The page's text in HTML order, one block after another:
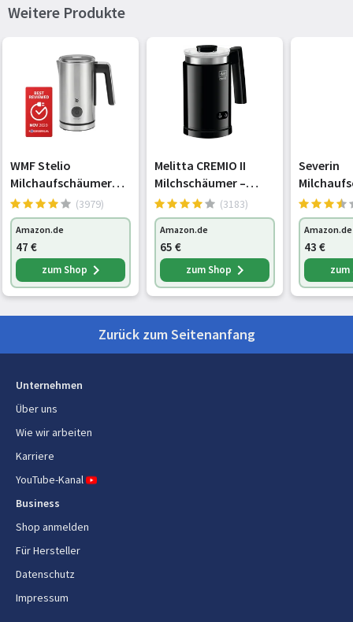
Weitere Produkte
WMF Stelio
Milchaufschäumer
elektrisch, 500 Watt,
150-250 ml,
Antihaftbeschichtung
, kabellos, für
Milchschaum heiss
und kalt, heiße
cromargan
(3979)
Amazon.de
47 €
zum Shop
Melitta CREMIO II
Milchschäumer –
elektrischer
Milchaufschäumer für
kalte und warme
Milch für z. B.
Cappuccino, Latte
Macchiato oder heiße
(3183)
Amazon.de
65 €
zum Shop
Severin
Antihaft-
kaltes
Amazon.de
43 €
Zurück zum Seitenanfang
Unternehmen
Über uns
Wie wir arbeiten
Karriere
YouTube-Kanal
Business
Shop anmelden
Für Hersteller
Datenschutz
Impressum